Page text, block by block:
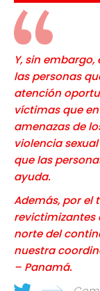
Y, sin
las personas
atención
víctimas que
amenazas de
violencia
que las
ayuda.
Además, por el
revictimizantes
norte del
nuestra
– Panamá.